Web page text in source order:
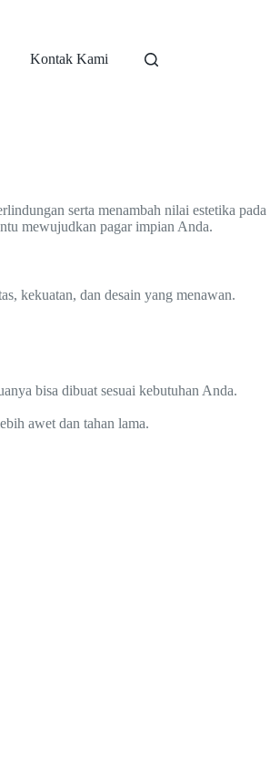
Kontak Kami
serta menambah nilai estetika pada
mewujudkan pagar impian Anda.
kekuatan, dan desain yang menawan.
bisa dibuat sesuai kebutuhan Anda.
awet dan tahan lama.